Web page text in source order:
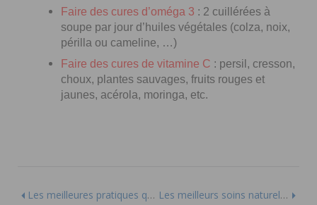
Faire des cures d’oméga 3 : 2 cuillérées à
soupe par jour d’huiles végétales (colza, noix,
périlla ou cameline, …)
Faire des cures de vitamine C : persil, cresson,
choux, plantes sauvages, fruits rouges et
jaunes, acérola, moringa, etc.
Les meilleures pratiques quotidiennes pour une santé naturelle Les meilleurs soins naturels pour les coups de soleil